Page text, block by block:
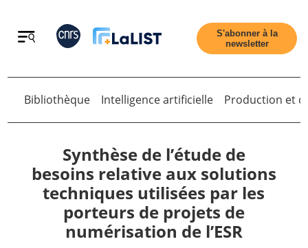
Retour
Accueil
Tous les articles
S'abonner à la
newsletter
Retour
Bibliothèque Intelligence artificielle Production et
Synthèse de l’étude de
besoins relative aux solutions
techniques utilisées par les
porteurs de projets de
numérisation de l’ESR